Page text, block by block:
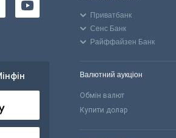
Приватбанк
Сенс Банк
Райффайзен Банк
Валютний аукціон
Обмін валют
Купити долар